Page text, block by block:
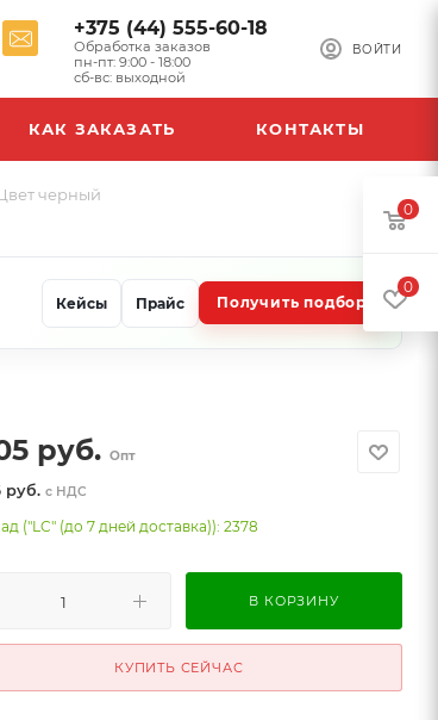
ВОЙТИ
+375 (44) 555-60-18
Обработка заказов
пн-пт: 9:00 - 18:00
сб-вс: выходной
КАК ЗАКАЗАТЬ КОНТАКТЫ
черный
Кейсы Прайс Получить подбор
руб. Опт
руб.с НДС
("LC" (до 7 дней доставка)): 2378
В КОРЗИНУ
КУПИТЬ СЕЙЧАС
0
0